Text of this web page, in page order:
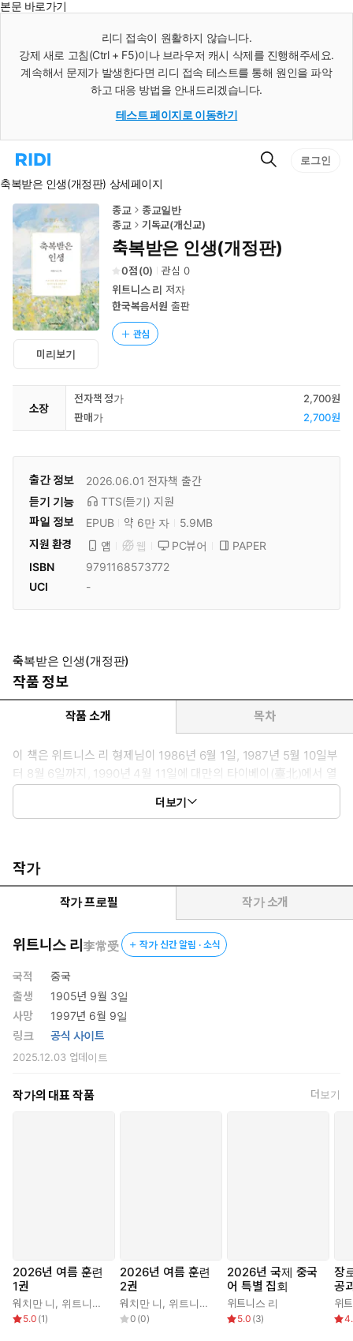
본문 바로가기
리디 접속이 원활하지 않습니다.
강제 새로 고침(Ctrl + F5)이나 브라우저 캐시 삭제를 진행해주세요.
계속해서 문제가 발생한다면 리디 접속 테스트를 통해 원인을 파악
하고 대응 방법을 안내드리겠습니다.
테스트 페이지로 이동하기
리
홈
로
이
동
검
로그인
축복받은 인생(개정판) 상세페이지
미리보기
종교
종교일반
종교
기독교(개신교)
축복받은 인생(개정판)
0 (0) 관심 0
위트니스 리 저자
한국복음서원 출판
관심
소장
전자책 정가
2,700원
판매가
2,700원
출간 정보 2026.06.01 전자책 출간
듣기 기능
TTS(듣기) 지원
파일 정보
EPUB 약 6만 자
5.9MB
지원 환경
앱 웹 PC뷰어
PAPER
ISBN
9791168573772
UCI
-
축복받은 인생(개정판)
작품 정보
작품 소개 목차
이 책은 위트니스 리 형제님이 1986년 6월 1일, 1987년 5월 10일부
터 8월 6일까지, 1990년 4월 11일에 대만의 타이베이(臺北)에서 열
린 각종 특별 집회와 전시간 훈련에서 전한 메시지들을 모은 것입니
더보기
작가
작가 프로필 작가 소개
위트니스 리李常受 작가 신간 알림 · 소식
국적
중국
출생
1905년 9월 3일
사망
1997년 6월 9일
링크
공식 사이트
2025.12.03업데이트
작가의 대표 작품 더보기
2026년 여름 훈련
1권
워치만 니 위트니스 리
5.0 (1)
2026년 여름 훈련
2권
워치만 니 위트니스 리
0 (0)
2026년 국제 중국
어 특별 집회
위트니스 리
5.0 (3)
장
공
위